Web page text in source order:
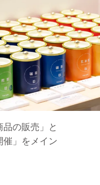
の販売」と
催」をメイン